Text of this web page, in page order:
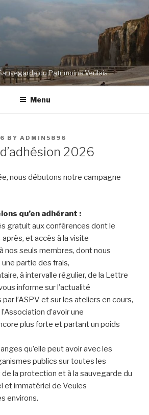
du Patrimoine Veulais
Menu
BY ADMIN5896
2026
nous débutons notre campagne
qu’en adhérant :
gratuit aux conférences dont le
et accès à la visite
nos seuls membres, dont nous
partie des frais,
à intervalle régulier, de la Lettre
informe sur l’actualité
l’ASPV et sur les ateliers en cours,
d’avoir une
plus forte et partant un poids
qu’elle peut avoir avec les
publics sur toutes les
la protection et à la sauvegarde du
et immatériel de Veules
environs.